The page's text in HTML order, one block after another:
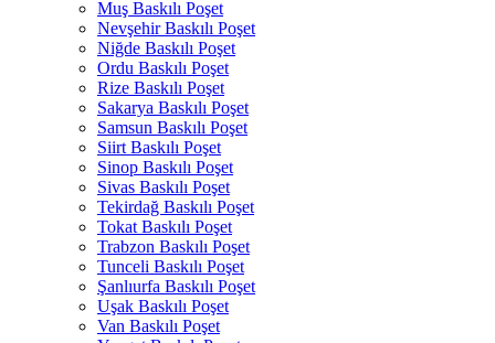
Muş Baskılı Poşet
Nevşehir Baskılı Poşet
Niğde Baskılı Poşet
Ordu Baskılı Poşet
Rize Baskılı Poşet
Sakarya Baskılı Poşet
Samsun Baskılı Poşet
Siirt Baskılı Poşet
Sinop Baskılı Poşet
Sivas Baskılı Poşet
Tekirdağ Baskılı Poşet
Tokat Baskılı Poşet
Trabzon Baskılı Poşet
Tunceli Baskılı Poşet
Şanlıurfa Baskılı Poşet
Uşak Baskılı Poşet
Van Baskılı Poşet